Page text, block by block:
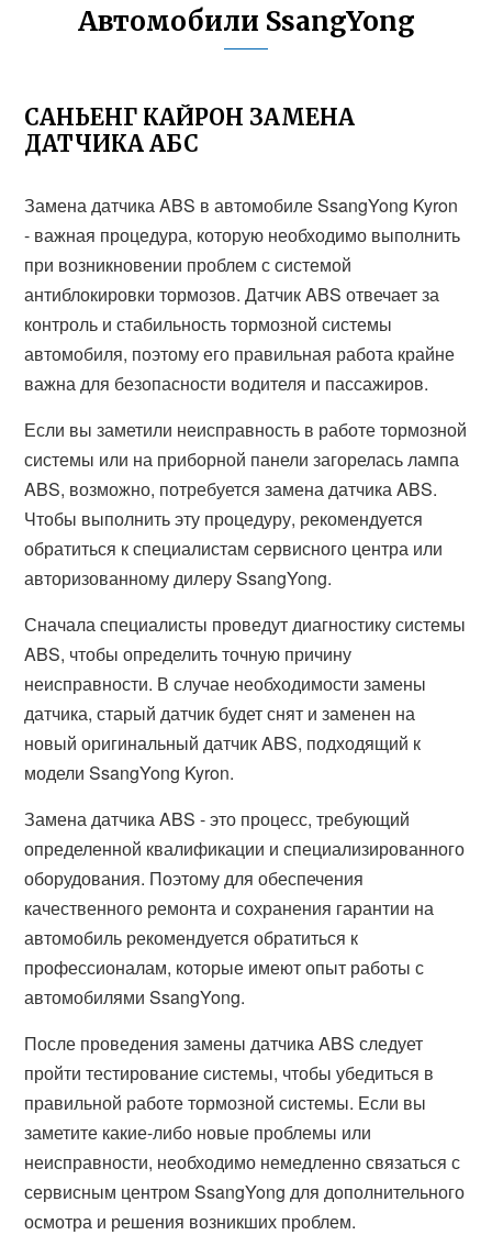
Автомобили SsangYong
САНЬЕНГ КАЙРОН ЗАМЕНА
ДАТЧИКА АБС
Замена датчика ABS в автомобиле SsangYong Kyron
- важная процедура, которую необходимо выполнить
при возникновении проблем с системой
антиблокировки тормозов. Датчик ABS отвечает за
контроль и стабильность тормозной системы
автомобиля, поэтому его правильная работа крайне
важна для безопасности водителя и пассажиров.
Если вы заметили неисправность в работе тормозной
системы или на приборной панели загорелась лампа
ABS, возможно, потребуется замена датчика ABS.
Чтобы выполнить эту процедуру, рекомендуется
обратиться к специалистам сервисного центра или
авторизованному дилеру SsangYong.
Сначала специалисты проведут диагностику системы
ABS, чтобы определить точную причину
неисправности. В случае необходимости замены
датчика, старый датчик будет снят и заменен на
новый оригинальный датчик ABS, подходящий к
модели SsangYong Kyron.
Замена датчика ABS - это процесс, требующий
определенной квалификации и специализированного
оборудования. Поэтому для обеспечения
качественного ремонта и сохранения гарантии на
автомобиль рекомендуется обратиться к
профессионалам, которые имеют опыт работы с
автомобилями SsangYong.
После проведения замены датчика ABS следует
пройти тестирование системы, чтобы убедиться в
правильной работе тормозной системы. Если вы
заметите какие-либо новые проблемы или
неисправности, необходимо немедленно связаться с
сервисным центром SsangYong для дополнительного
осмотра и решения возникших проблем.